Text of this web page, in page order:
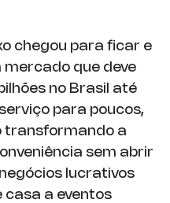
chegou para ficar e
que deve
no Brasil até
para poucos,
transformando a
sem abrir
lucrativos
casa a eventos